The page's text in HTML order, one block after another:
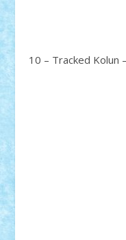
10 – Tracked Kolun